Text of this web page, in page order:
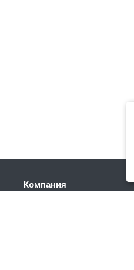
Компания